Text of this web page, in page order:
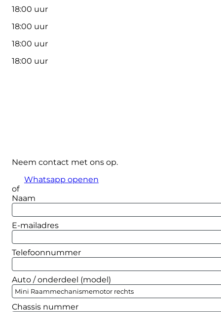
18:00 uur
18:00 uur
18:00 uur
18:00 uur
Neem contact met ons op.
Whatsapp openen
of
Naam
E-mailadres
Telefoonnummer
Auto / onderdeel (model)
Chassis nummer